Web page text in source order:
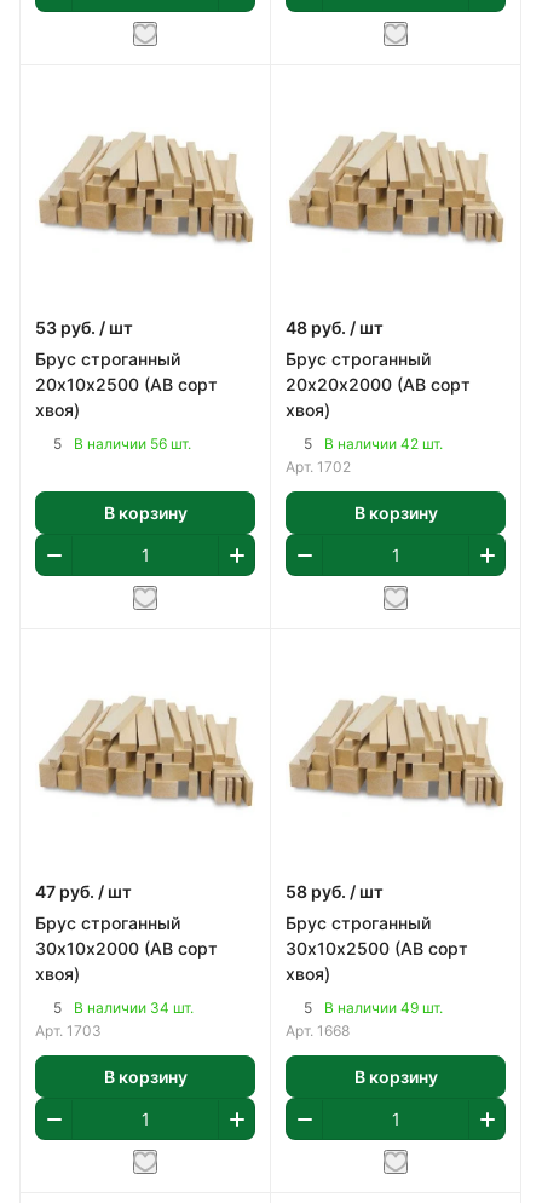
53 руб. / шт
Брус строганный
20х10х2500 (АВ сорт
хвоя)
5 В наличии 56 шт.
В корзину
48 руб. / шт
Брус строганный
20х20х2000 (АВ сорт
хвоя)
5
В наличии 42 шт.
Арт. 1702
В корзину
47 руб. / шт
Брус строганный
30х10х2000 (АВ сорт
хвоя)
5
В наличии 34 шт.
Арт. 1703
В корзину
58 руб. / шт
Брус строганный
30х10х2500 (АВ сорт
хвоя)
5
В наличии 49 шт.
Арт. 1668
В корзину